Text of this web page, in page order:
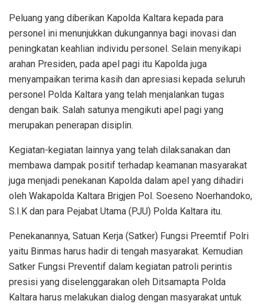
Peluang yang diberikan Kapolda Kaltara kepada para
personel ini menunjukkan dukungannya bagi inovasi dan
peningkatan keahlian individu personel. Selain menyikapi
arahan Presiden, pada apel pagi itu Kapolda juga
menyampaikan terima kasih dan apresiasi kepada seluruh
personel Polda Kaltara yang telah menjalankan tugas
dengan baik. Salah satunya mengikuti apel pagi yang
merupakan penerapan disiplin.
Kegiatan-kegiatan lainnya yang telah dilaksanakan dan
membawa dampak positif terhadap keamanan masyarakat
juga menjadi penekanan Kapolda dalam apel yang dihadiri
oleh Wakapolda Kaltara Brigjen Pol. Soeseno Noerhandoko,
S.I.K dan para Pejabat Utama (PJU) Polda Kaltara itu.
Penekanannya, Satuan Kerja (Satker) Fungsi Preemtif Polri
yaitu Binmas harus hadir di tengah masyarakat. Kemudian
Satker Fungsi Preventif dalam kegiatan patroli perintis
presisi yang diselenggarakan oleh Ditsamapta Polda
Kaltara harus melakukan dialog dengan masyarakat untuk